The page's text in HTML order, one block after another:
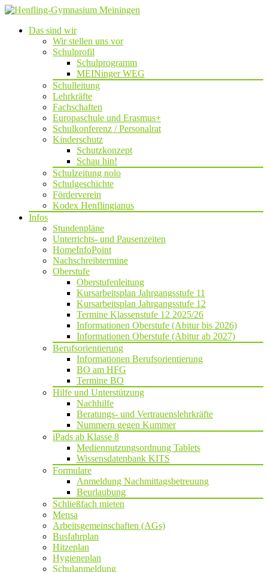
Das sind wir
Wir stellen uns vor
Schulprofil
Schulprogramm
MEINinger WEG
Schulleitung
Lehrkräfte
Fachschaften
Europaschule und Erasmus+
Schulkonferenz / Personalrat
Kinderschutz
Schutzkonzept
Schau hin!
Schulzeitung nolo
Schulgeschichte
Förderverein
Kodex Henflingianus
Infos
Stundenpläne
Unterrichts- und Pausenzeiten
HomeInfoPoint
Nachschreibtermine
Oberstufe
Oberstufenleitung
Kursarbeitsplan Jahrgangsstufe 11
Kursarbeitsplan Jahrgangsstufe 12
Termine Klassenstufe 12 2025/26
Informationen Oberstufe (Abitur bis 2026)
Informationen Oberstufe (Abitur ab 2027)
Berufsorientierung
Informationen Berufsorientierung
BO am HFG
Termine BO
Hilfe und Unterstützung
Nachhilfe
Beratungs- und Vertrauenslehrkräfte
Nummern gegen Kummer
iPads ab Klasse 8
Mediennutzungsordnung Tablets
Wissensdatenbank KITS
Formulare
Anmeldung Nachmittagsbetreuung
Beurlaubung
Schließfach mieten
Mensa
Arbeitsgemeinschaften (AGs)
Busfahrplan
Hitzeplan
Hygieneplan
Schulanmeldung